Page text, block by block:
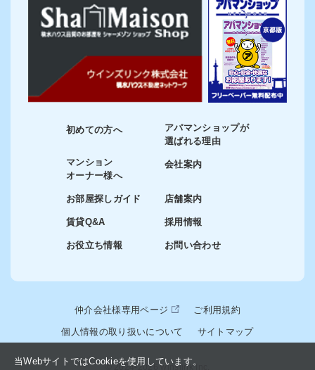
初めての方へ
マンション
オーナー様へ
お部屋探しガイド
賃貸Q&A
お役立ち情報
アパマンショップが
選ばれる理由
会社案内
店舗案内
採用情報
お問い合わせ
仲介会社様専用ページ ご利用規約
個人情報の取り扱いについて サイトマップ
© 2024-2026 winslink Inc.
当WebサイトではCookieを使用しています。